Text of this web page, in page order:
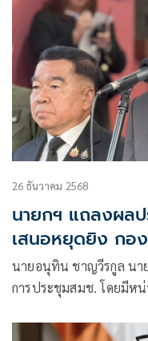
26 ธันวาคม 2568
นายกฯ แถลงผล
เสนอหยุดยิง กอ
นายอนุทิน ชาญวีรกูล นา
การประชุมสมช. โดยมีหน่
วันนี้นอกจากประชุม สม